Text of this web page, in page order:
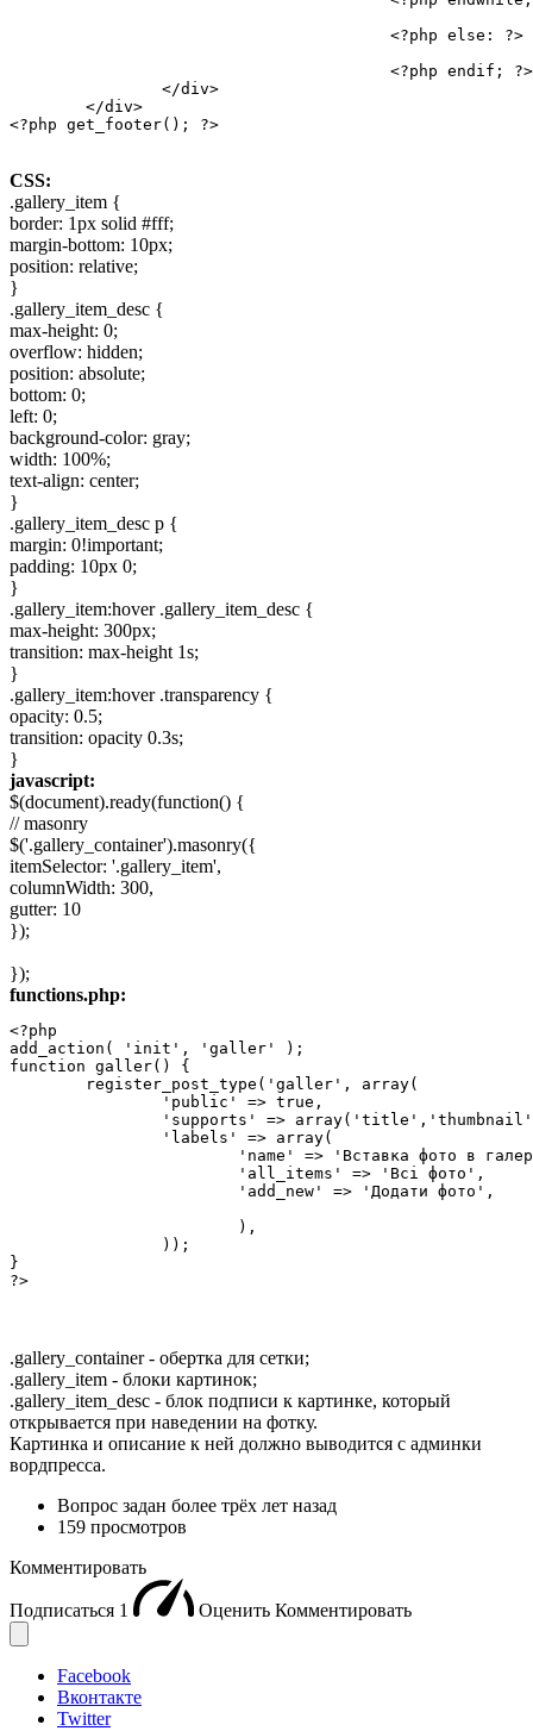
<?php get_footer(); ?>
СSS:
.gallery_item {
border: 1px solid #fff;
margin-bottom: 10px;
position: relative;
}
.gallery_item_desc {
max-height: 0;
overflow: hidden;
position: absolute;
bottom: 0;
left: 0;
background-color: gray;
width: 100%;
text-align: center;
}
.gallery_item_desc p {
margin: 0!important;
padding: 10px 0;
}
.gallery_item:hover .gallery_item_desc {
max-height: 300px;
transition: max-height 1s;
}
.gallery_item:hover .transparency {
opacity: 0.5;
transition: opacity 0.3s;
}
javascript:
$(document).ready(function() {
// masonry
$('.gallery_container').masonry({
itemSelector: '.gallery_item',
columnWidth: 300,
gutter: 10
});
});
functions.php:
<?php
add_action( 'init', 'galler' );
function galler() {
}
?>
.gallery_container - обертка для сетки;
.gallery_item - блоки картинок;
.gallery_item_desc - блок подписи к картинке, который
открывается при наведении на фотку.
Картинка и описание к ней должно выводится с админки
вордпресса.
Вопрос задан более трёх лет назад
159 просмотров
Комментировать
Подписаться 1 Оценить Комментировать
Facebook
Вконтакте
Twitter